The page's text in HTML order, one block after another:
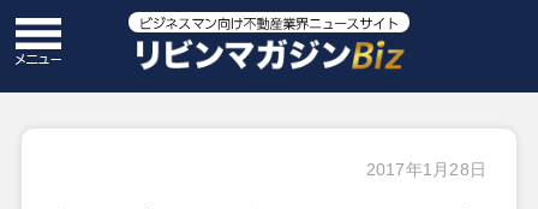
2017年1月28日